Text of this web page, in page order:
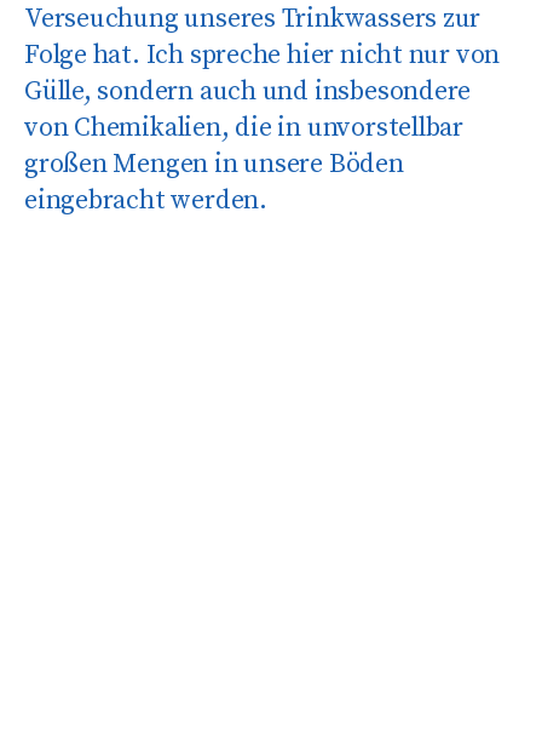
Verseuchung unseres Trinkwassers zur
Folge hat. Ich spreche hier nicht nur von
Gülle, sondern auch und insbesondere
von Chemikalien, die in unvorstellbar
großen Mengen in unsere Böden
eingebracht werden.